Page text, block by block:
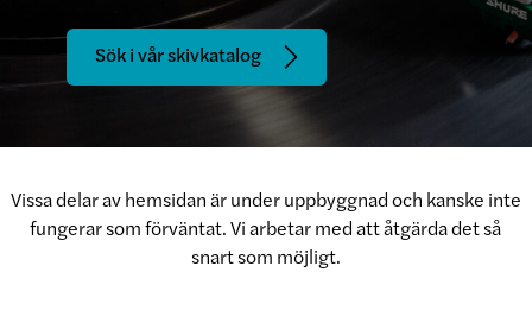
Sök i vår skivkatalog
Vissa delar av hemsidan är under uppbyggnad och kanske inte
fungerar som förväntat. Vi arbetar med att åtgärda det så
snart som möjligt.